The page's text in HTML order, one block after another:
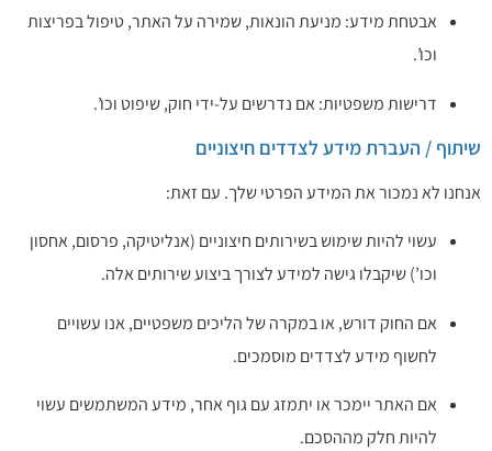
אבטחת מידע: מניעת הונאות, שמירה על האתר, טיפול בפריצות
וכו’.
דרישות משפטיות: אם נדרשים על-ידי חוק, שיפוט וכו’.
שיתוף / העברת מידע לצדדים חיצוניים
אנחנו לא נמכור את המידע הפרטי שלך. עם זאת:
עשוי להיות שימוש בשירותים חיצוניים (אנליטיקה, פרסום, אחסון
וכו’) שיקבלו גישה למידע לצורך ביצוע שירותים אלה.
אם החוק דורש, או במקרה של הליכים משפטיים, אנו עשויים
לחשוף מידע לצדדים מוסמכים.
אם האתר יימכר או יתמזג עם גוף אחר, מידע המשתמשים עשוי
להיות חלק מההסכם.